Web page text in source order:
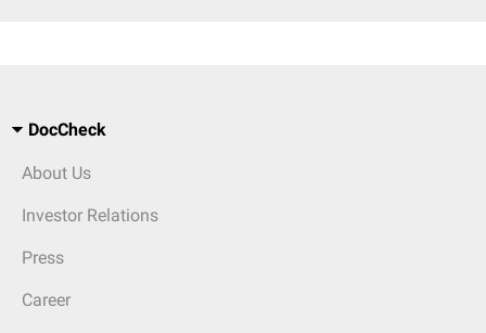
DocCheck
About Us
Investor Relations
Press
Career